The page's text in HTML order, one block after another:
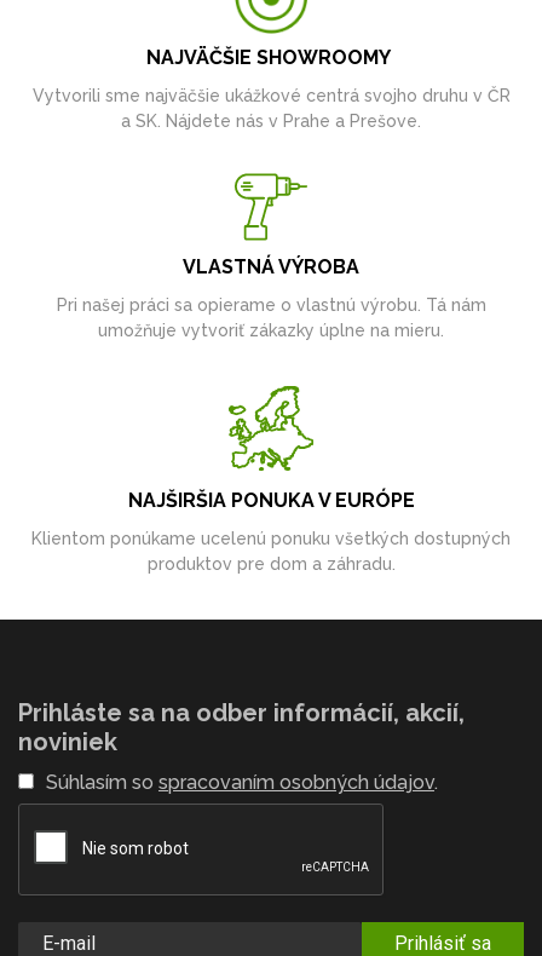
NAJVÄČŠIE SHOWROOMY
Vytvorili sme najväčšie ukážkové centrá svojho druhu v ČR
a SK. Nájdete nás v Prahe a Prešove.
VLASTNÁ VÝROBA
Pri našej práci sa opierame o vlastnú výrobu. Tá nám
umožňuje vytvoriť zákazky úplne na mieru.
NAJŠIRŠIA PONUKA V EURÓPE
Klientom ponúkame ucelenú ponuku všetkých dostupných
produktov pre dom a záhradu.
Prihláste sa na odber informácií, akcií,
noviniek
Súhlasím so spracovaním osobných údajov.
Prihlásiť sa